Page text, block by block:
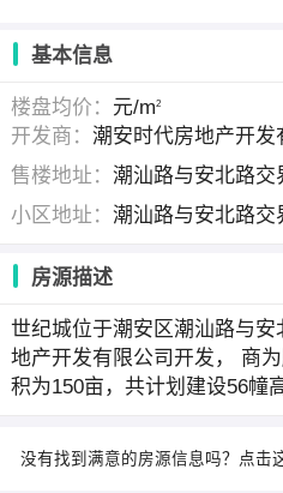
基本信息
楼盘均价： 元/m2
开发商：潮安时代房地产开发
售楼地址：潮汕路与安北路交
小区地址：潮汕路与安北路交
房源描述
世纪城位于潮安区潮汕路与
地产开发有限公司开发， 商
积为150亩，共计划建设56幢
没有找到满意的房源信息吗？点击